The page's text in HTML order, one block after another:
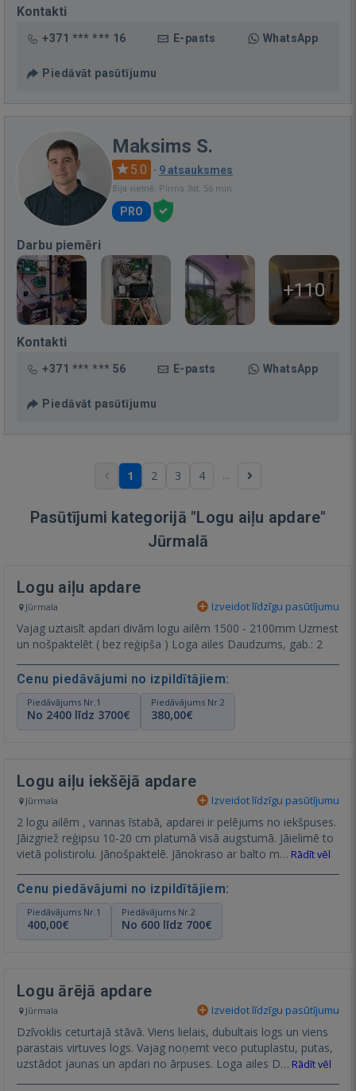
Kontakti
+371 *** *** 16 E-pasts WhatsApp
Piedāvāt pasūtījumu
Maksims S.
5.0 · 9 atsauksmes
Bija vietnē: Pirms 3st. 56 min.
PRO
Darbu piemēri
+110
Kontakti
+371 *** *** 56 E-pasts WhatsApp
Piedāvāt pasūtījumu
1 2 3 4 ...
Pasūtījumi kategorijā "Logu aiļu apdare"
Jūrmalā
Logu aiļu apdare
Jūrmala Izveidot līdzīgu pasūtījumu
Vajag uztaisīt apdari divām logu ailēm 1500 - 2100mm Uzmest
un nošpaktelēt ( bez reģipša ) Loga ailes Daudzums, gab.: 2
Cenu piedāvājumi no izpildītājiem:
Piedāvājums Nr.1
No 2400 līdz 3700€
Piedāvājums Nr.2
380,00€
Logu aiļu iekšējā apdare
Jūrmala Izveidot līdzīgu pasūtījumu
2 logu ailēm , vannas īstabā, apdarei ir pelējums no iekšpuses.
Jāizgriež reģipsu 10-20 cm platumā visā augstumā. Jāielimē to
vietā polistirolu. Jānošpaktelē. Jānokraso ar balto m… Rādīt vēl
Cenu piedāvājumi no izpildītājiem:
Piedāvājums Nr.1
400,00€
Piedāvājums Nr.2
No 600 līdz 700€
Logu ārējā apdare
Jūrmala Izveidot līdzīgu pasūtījumu
Dzīvoklis ceturtajā stāvā. Viens lielais, dubultais logs un viens
parastais virtuves logs. Vajag noņemt veco putuplastu, putas,
uzstādot jaunas un apdari no ārpuses. Loga ailes D… Rādīt vēl